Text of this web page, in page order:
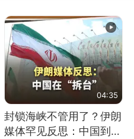
04:35
封锁海峡不管用了？伊朗
媒体罕见反思：中国到底